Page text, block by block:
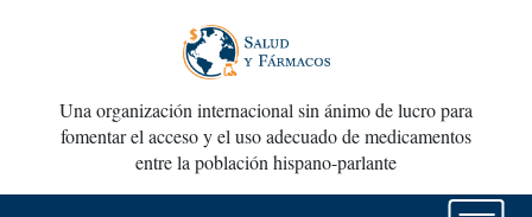
Una organización internacional sin ánimo de lucro para
fomentar el acceso y el uso adecuado de medicamentos
entre la población hispano-parlante